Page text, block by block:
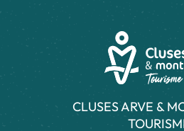
CLUSES ARVE &